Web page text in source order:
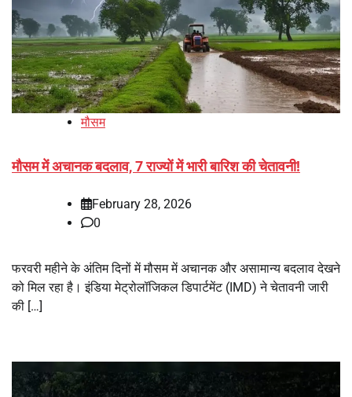
मौसम
मौसम में अचानक बदलाव, 7 राज्यों में भारी बारिश की चेतावनी!
February 28, 2026
0
फरवरी महीने के अंतिम दिनों में मौसम में अचानक और असामान्य बदलाव देखने
को मिल रहा है। इंडिया मेट्रोलॉजिकल डिपार्टमेंट (IMD) ने चेतावनी जारी
की […]